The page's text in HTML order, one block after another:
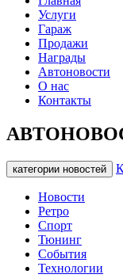
Услуги
Гараж
Продажи
Награды
Автоновости
О нас
Контакты
категории новостей
Новости
Ретро
Спорт
Тюнинг
События
Технологии